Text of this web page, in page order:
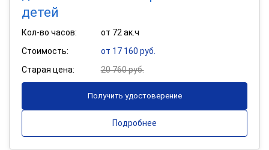
детей
Кол-во часов:
от 72 ак.ч
Стоимость:
от 17 160 руб.
Старая цена:
20 760 руб.
Получить удостоверение
Подробнее